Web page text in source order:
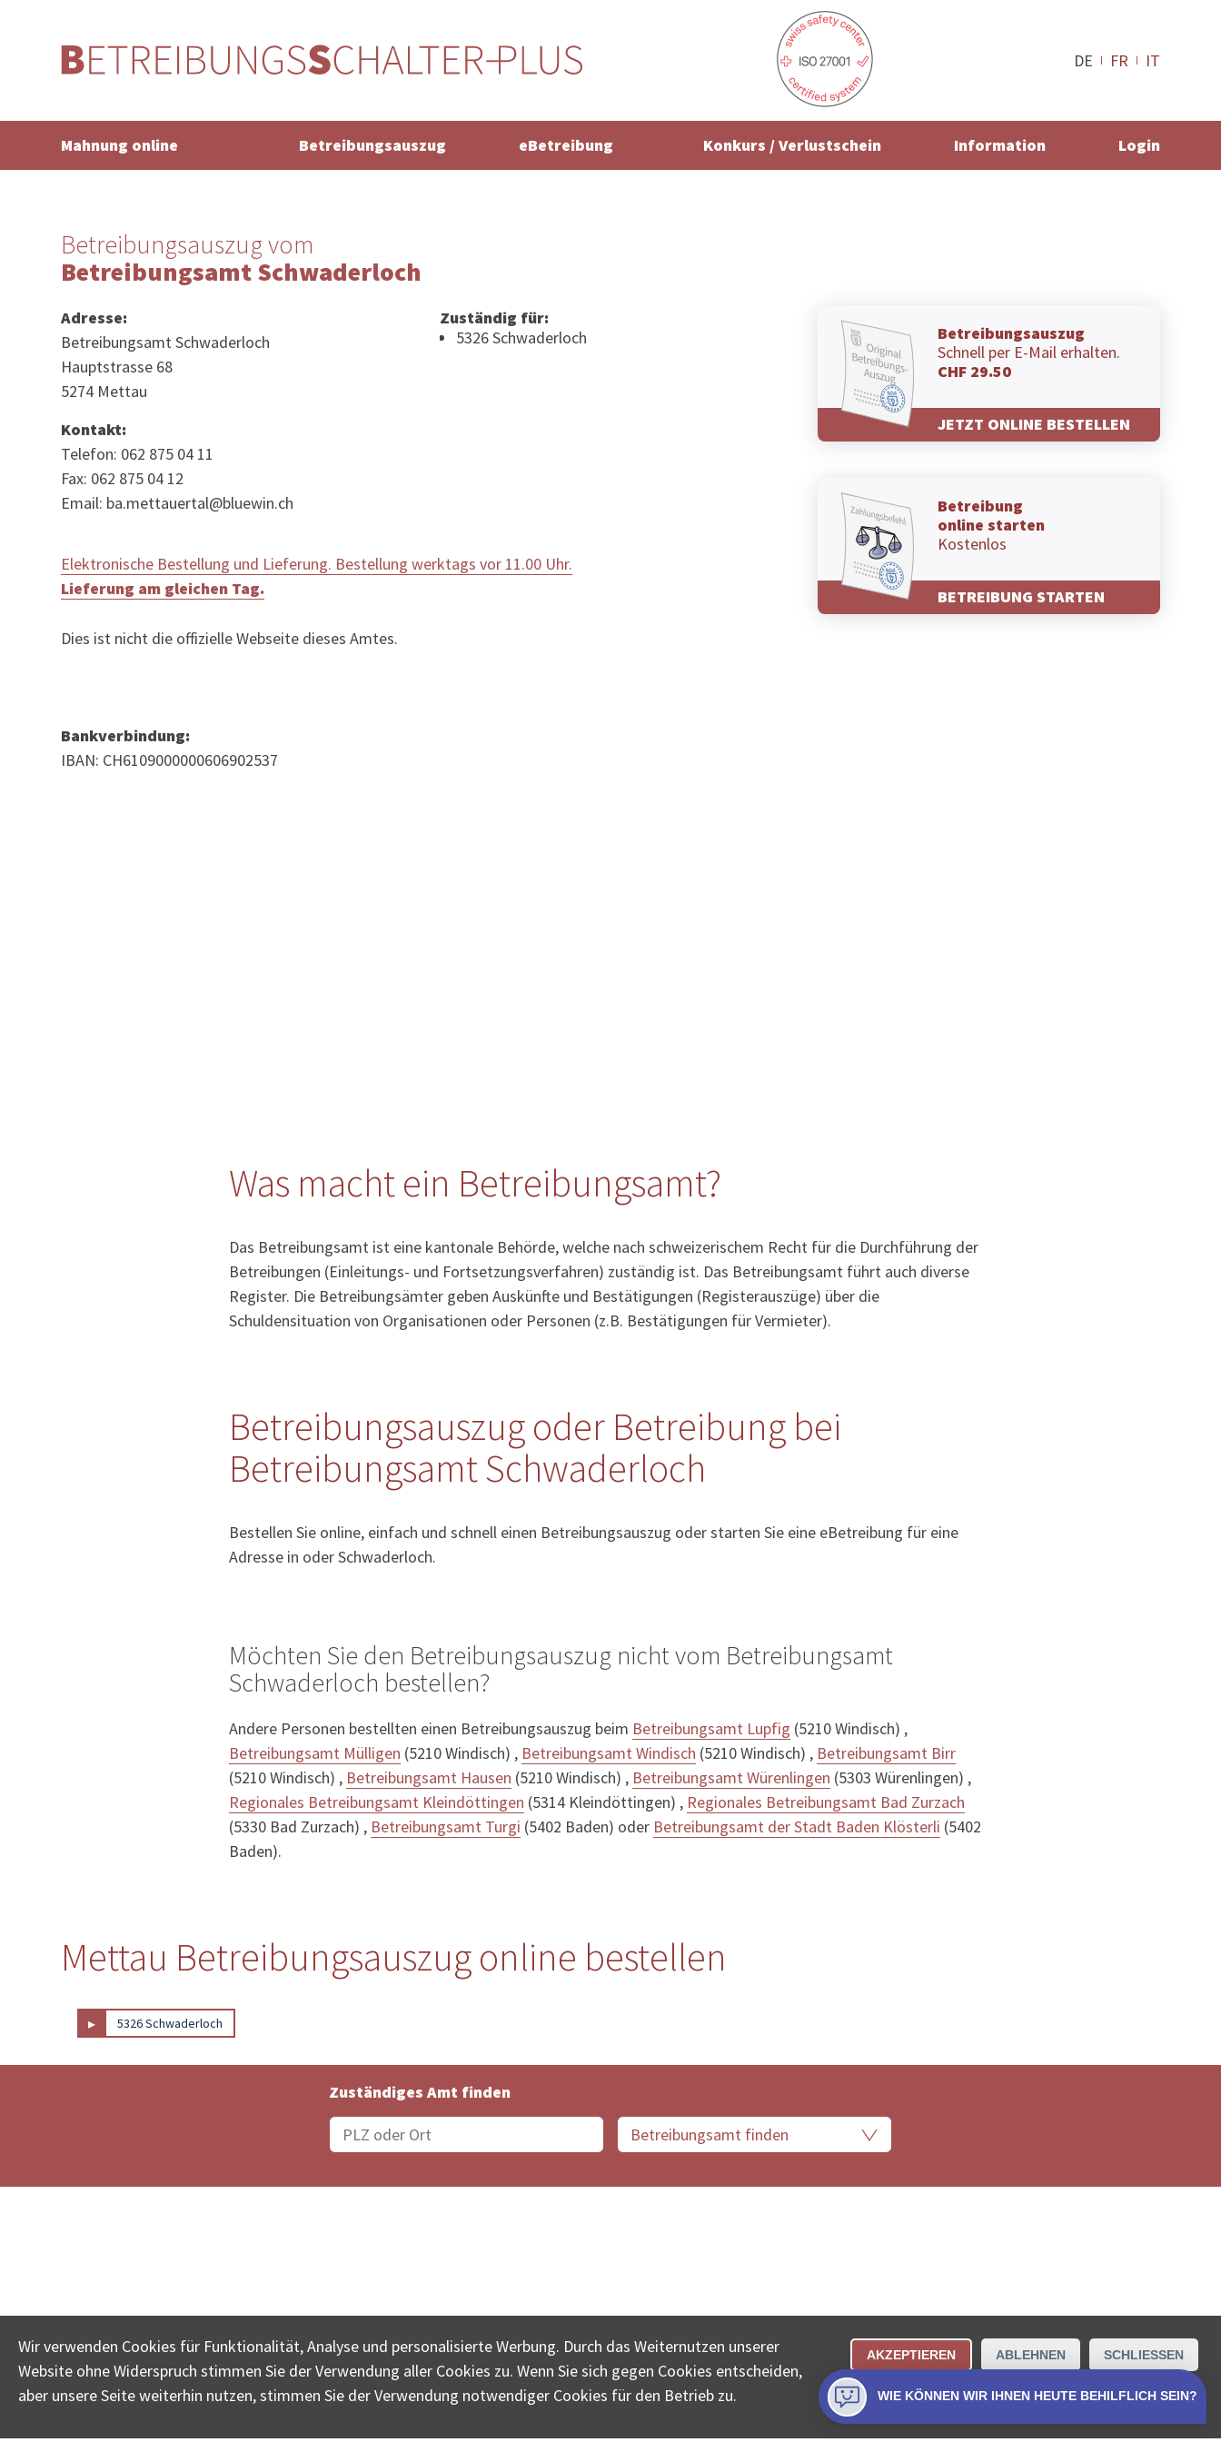
DE FR IT
Mahnung online Betreibungsauszug eBetreibung Konkurs / Verlustschein Information Login
Betreibungsauszug vom
Betreibungsamt Schwaderloch
Adresse:
Betreibungsamt Schwaderloch
Hauptstrasse 68
5274 Mettau
Kontakt:
Telefon: 062 875 04 11
Fax: 062 875 04 12
Email: ba.mettauertal@bluewin.ch
Zuständig für:
5326 Schwaderloch
Elektronische Bestellung und Lieferung. Bestellung werktags vor 11.00 Uhr.
Lieferung am gleichen Tag.
Betreibungsauszug
Schnell per E-Mail erhalten.
CHF 29.50
JETZT ONLINE BESTELLEN
Betreibung
online starten
Kostenlos
BETREIBUNG STARTEN
Dies ist nicht die offizielle Webseite dieses Amtes.
Bankverbindung:
IBAN: CH6109000000606902537
Was macht ein Betreibungsamt?
Das Betreibungsamt ist eine kantonale Behörde, welche nach schweizerischem Recht für die Durchführung der
Betreibungen (Einleitungs- und Fortsetzungsverfahren) zuständig ist. Das Betreibungsamt führt auch diverse
Register. Die Betreibungsämter geben Auskünfte und Bestätigungen (Registerauszüge) über die
Schuldensituation von Organisationen oder Personen (z.B. Bestätigungen für Vermieter).
Betreibungsauszug oder Betreibung bei
Betreibungsamt Schwaderloch
Bestellen Sie online, einfach und schnell einen Betreibungsauszug oder starten Sie eine eBetreibung für eine
Adresse in oder Schwaderloch.
Möchten Sie den Betreibungsauszug nicht vom Betreibungsamt
Schwaderloch bestellen?
Andere Personen bestellten einen Betreibungsauszug beim Betreibungsamt Lupfig (5210 Windisch) ,
Betreibungsamt Mülligen (5210 Windisch) , Betreibungsamt Windisch (5210 Windisch) , Betreibungsamt Birr
(5210 Windisch) , Betreibungsamt Hausen (5210 Windisch) , Betreibungsamt Würenlingen (5303 Würenlingen) ,
Regionales Betreibungsamt Kleindöttingen (5314 Kleindöttingen) , Regionales Betreibungsamt Bad Zurzach
(5330 Bad Zurzach) , Betreibungsamt Turgi (5402 Baden) oder Betreibungsamt der Stadt Baden Klösterli (5402
Baden).
Mettau Betreibungsauszug online bestellen
▸ 5326 Schwaderloch
Zuständiges Amt finden
Wir verwenden Cookies für Funktionalität, Analyse und personalisierte Werbung. Durch das Weiternutzen unserer
Website ohne Widerspruch stimmen Sie der Verwendung aller Cookies zu. Wenn Sie sich gegen Cookies entscheiden,
aber unsere Seite weiterhin nutzen, stimmen Sie der Verwendung notwendiger Cookies für den Betrieb zu.
AKZEPTIEREN ABLEHNEN SCHLIESSEN
WIE KÖNNEN WIR IHNEN HEUTE BEHILFLICH SEIN?
© COLLECTA AG
www.betreibungsschalter-plus.ch ist eine Dienstleistungsplattform der Collecta AG.